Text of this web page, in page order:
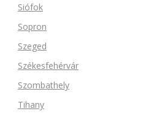
Siófok
Sopron
Szeged
Székesfehérvár
Szombathely
Tihany